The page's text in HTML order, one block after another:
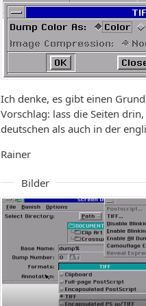
Ich denke, es gibt einen
Vorschlag: lass die Seiten
deutschen als auch in der
Rainer
Bilder